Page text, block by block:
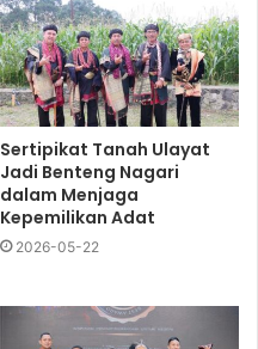
Sertipikat Tanah Ulayat
Jadi Benteng Nagari
dalam Menjaga
Kepemilikan Adat
2026-05-22